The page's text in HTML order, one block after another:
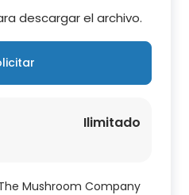
descargar el archivo.
Ilimitado
Mushroom Company